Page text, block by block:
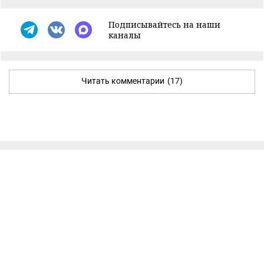
Подписывайтесь на наши
каналы
Читать комментарии (17)